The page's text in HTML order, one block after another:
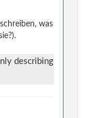
was
describing